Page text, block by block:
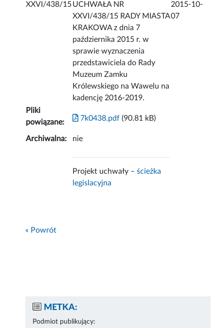
XXVI/438/15UCHWAŁA NR
XXVI/438/15 RADY MIASTA
KRAKOWA z dnia 7
października 2015 r. w
sprawie wyznaczenia
przedstawiciela do Rady
Muzeum Zamku
Królewskiego na Wawelu na
kadencję 2016-2019.
2015-10-
07
Pliki
powiązane:
7k0438.pdf (90.81 kB)
Archiwalna: nie
Projekt uchwały –ścieżka
legislacyjna
« Powrót
METKA:
Podmiot publikujący: